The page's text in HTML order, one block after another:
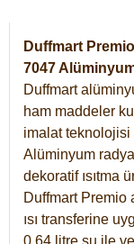
Duffmart
7047
Duffmart
ham maddeler
imalat teknolojisi
Alüminyum
dekoratif ısıtma
Duffmart Premio
ısı transferine
0,64 litre su ile